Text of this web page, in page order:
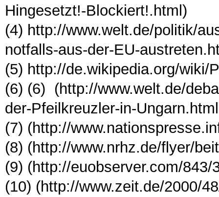
Hingesetzt!-Blockiert!.html)
(4) http://www.welt.de/politik/
notfalls-aus-der-EU-
(5) http://de.wikipedia.org/wiki/
(6) (6) (http://www.welt.de/
der-Pfeilkreuzler-in-Ungarn.html
(7) (http://
(8) (http://www.nrhz.de/flyer/
(9) (http://euobserver.com/843/
(10) (http://www.zeit.de/2000/